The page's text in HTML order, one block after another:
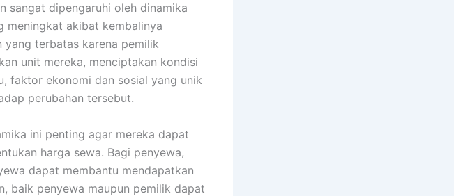
sangat dipengaruhi oleh dinamika
meningkat akibat kembalinya
yang terbatas karena pemilik
unit mereka, menciptakan kondisi
faktor ekonomi dan sosial yang unik
perubahan tersebut.
ini penting agar mereka dapat
harga sewa. Bagi penyewa,
dapat membantu mendapatkan
baik penyewa maupun pemilik dapat